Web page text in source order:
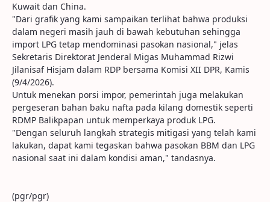
Kuwait dan China.
"Dari grafik yang kami sampaikan terlihat bahwa produksi
dalam negeri masih jauh di bawah kebutuhan sehingga
import LPG tetap mendominasi pasokan nasional," jelas
Sekretaris Direktorat Jenderal Migas Muhammad Rizwi
Jilanisaf Hisjam dalam RDP bersama Komisi XII DPR, Kamis
(9/4/2026).
Untuk menekan porsi impor, pemerintah juga melakukan
pergeseran bahan baku nafta pada kilang domestik seperti
RDMP Balikpapan untuk memperkaya produk LPG.
"Dengan seluruh langkah strategis mitigasi yang telah kami
lakukan, dapat kami tegaskan bahwa pasokan BBM dan LPG
nasional saat ini dalam kondisi aman," tandasnya.
(pgr/pgr)